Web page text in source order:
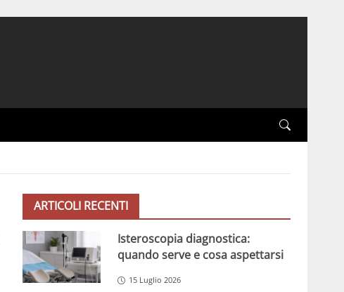
ARTICOLI RECENTI
Isteroscopia diagnostica:
quando serve e cosa aspettarsi
15 Luglio 2026